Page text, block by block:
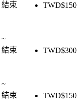
結束
TWD$150
~
結束
TWD$300
~
結束
TWD$150